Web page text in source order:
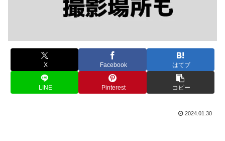
X Facebook はてブ
LINE Pinterest コピー
2024.01.30